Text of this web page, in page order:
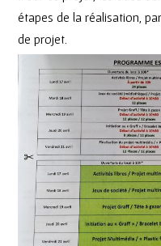
étapes de la réalisation,
de projet.